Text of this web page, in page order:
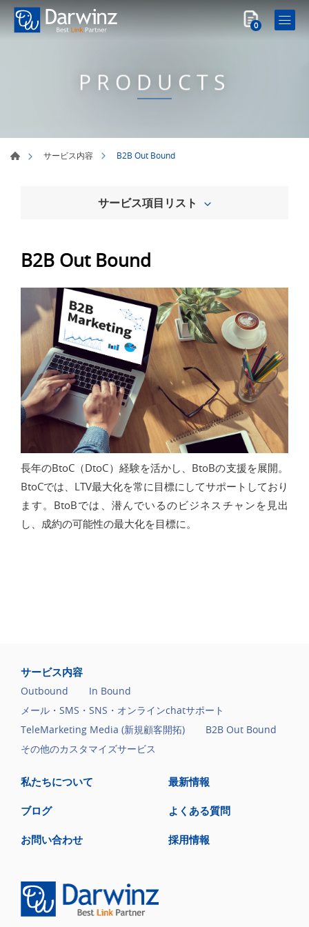
0
PRODUCTS
サービス内容 B2B Out Bound
サービス項目リスト
B2B Out Bound
長年のBtoC（DtoC）経験を活かし、BtoBの支援を展開。
BtoCでは、LTV最大化を常に目標にしてサポートしており
ます。BtoBでは、潜んでいるのビジネスチャンを見出
し、成約の可能性の最大化を目標に。
サービス内容
Outbound
In Bound
メール・SMS・SNS・オンラインchatサポート
TeleMarketing Media (新規顧客開拓)
B2B Out Bound
その他のカスタマイズサービス
私たちについて 最新情報
ブログ よくある質問
お問い合わせ 採用情報